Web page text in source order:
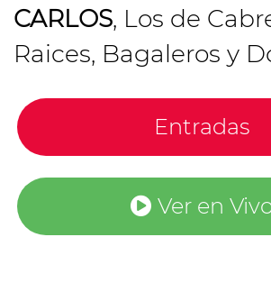
CARLOS, Los de
Raices, Bagaleros y
Entradas
Ver en